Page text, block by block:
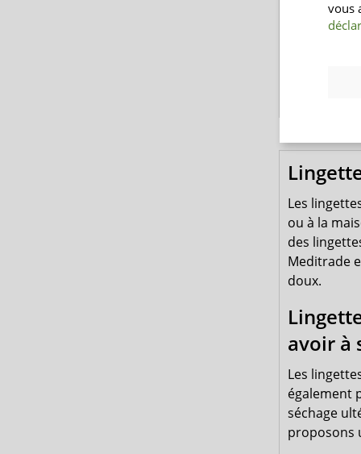
Les
ou à la
des
Meditrade
doux.
avoir à
Les
également
séchage
proposons
vous